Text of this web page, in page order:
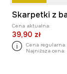
Cena aktualna:
39,90 zł
Cena regularna:
Najniższa cena: